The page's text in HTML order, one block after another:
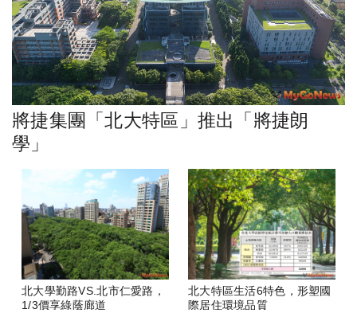
將捷集團「北大特區」推出「將捷朗
學」
北大學勤路VS.北市仁愛路，
1/3價享綠蔭廊道
北大特區生活6特色，形塑國
際居住環境品質